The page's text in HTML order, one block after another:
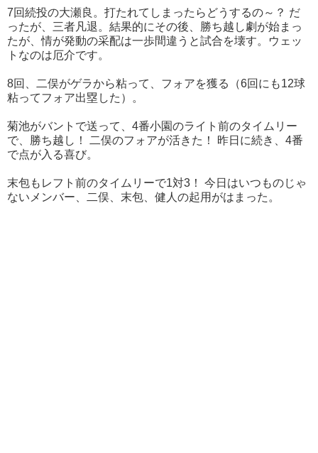
7回続投の大瀬良。打たれてしまったらどうするの～？ だ
ったが、三者凡退。結果的にその後、勝ち越し劇が始まっ
たが、情が発動の采配は一歩間違うと試合を壊す。ウェッ
トなのは厄介です。
8回、二俣がゲラから粘って、フォアを獲る（6回にも12球
粘ってフォア出塁した）。
菊池がバントで送って、4番小園のライト前のタイムリー
で、勝ち越し！ 二俣のフォアが活きた！ 昨日に続き、4番
で点が入る喜び。
末包もレフト前のタイムリーで1対3！ 今日はいつものじゃ
ないメンバー、二俣、末包、健人の起用がはまった。